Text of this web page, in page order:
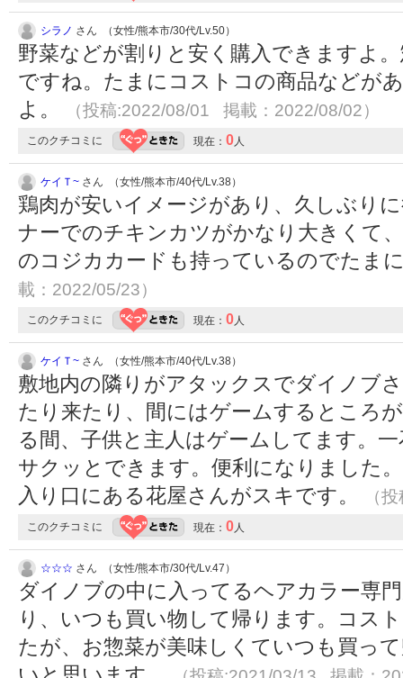
シラノ さん （女性/熊本市/30代/Lv.50）
野菜などが割りと安く購入できますよ
ですね。たまにコストコの商品などが
よ。
（投稿:2022/08/01 掲載：2022/08/02）
このクチコミに 現在： 0人
ケイＴ~ さん （女性/熊本市/40代/Lv.38）
鶏肉が安いイメージがあり、久しぶり
ナーでのチキンカツがかなり大きくて
のコジカカードも持っているのでたま
載：2022/05/23）
このクチコミに 現在： 0人
ケイＴ~ さん （女性/熊本市/40代/Lv.38）
敷地内の隣りがアタックスでダイノブ
たり来たり、間にはゲームするところ
る間、子供と主人はゲームしてます。
サクッとできます。便利になりました
入り口にある花屋さんがスキです。
（
このクチコミに 現在： 0人
☆☆☆ さん （女性/熊本市/30代/Lv.47）
ダイノブの中に入ってるヘアカラー専
り、いつも買い物して帰ります。コス
たが、お惣菜が美味しくていつも買っ